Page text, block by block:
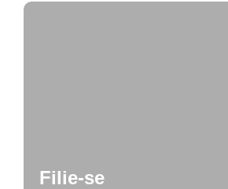
Filie-se